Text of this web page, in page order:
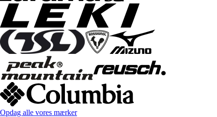
Opdag alle vores mærker